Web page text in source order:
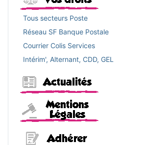
Tous secteurs Poste
Réseau SF Banque Postale
Courrier Colis Services
Intérim', Alternant, CDD, GEL